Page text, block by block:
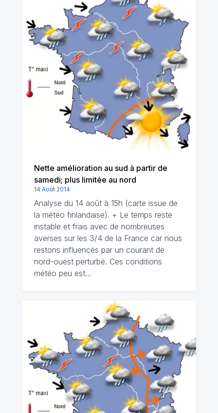
Nette amélioration au sud à partir de
samedi; plus limitée au nord
14 Août 2014
Analyse du 14 août à 15h (carte issue de
la météo finlandaise). + Le temps reste
instable et frais avec de nombreuses
averses sur les 3/4 de la France car nous
restons influencés par un courant de
nord-ouest perturbé. Ces conditions
météo peu est…